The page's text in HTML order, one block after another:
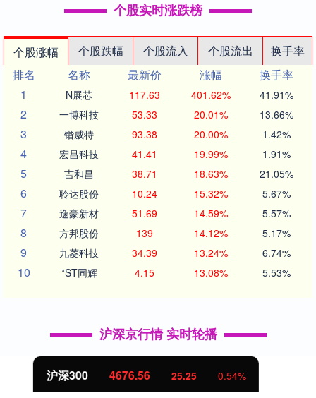
个股实时涨跌榜
个股涨幅 个股跌幅 个股流入 个股流出
换手率
排名
名称 最新价 涨幅
换手率
1
N展芯 117.63 401.62% 41.91%
2 一博科技 53.33 20.01% 13.66%
3 锴威特 93.38 20.00% 1.42%
4 宏昌科技 41.41 19.99% 1.91%
5 吉和昌 38.71 18.63% 21.05%
6 聆达股份 10.24 15.32% 5.67%
7 逸豪新材 51.69 14.59% 5.57%
8 方邦股份 139 14.12% 5.17%
9 九菱科技 34.39 13.24% 6.74%
10 *ST同辉 4.15 13.08% 5.53%
沪深京行情 实时轮播
北证50 1118.82 -4.05 -0.36%